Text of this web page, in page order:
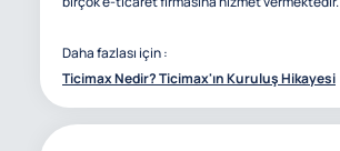
Daha fazlası için :
Ticimax Nedir? Ticimax'ın Kuruluş Hikayesi